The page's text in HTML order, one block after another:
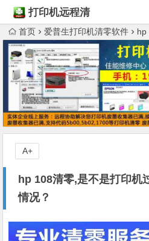
打印机远程清
零首页 爱普生打印机清零软件 hp
hp 108清零,是不是打印机
情况？
A+